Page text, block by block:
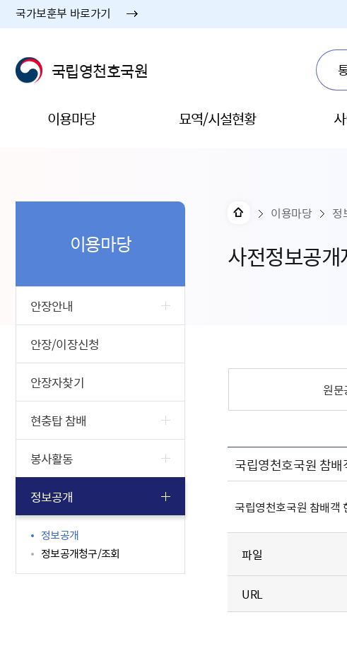
국가보훈부 바로가기
국립영천호국원
이용마당 묘역/시설현황
사전정보공개
이용마당 정
이용마당
안장안내
안장/이장신청
안장자찾기
현충탑 참배
봉사활동
정보공개
정보공개
정보공개청구/조회
원문
국립영천호국원 참
국립영천호국원 참배
파일
URL